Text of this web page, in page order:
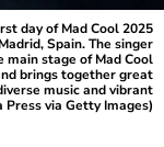
day of Mad Cool 2025
Spain. The singer
stage of Mad Cool
brings together great
music and vibrant
Press via Getty Images)